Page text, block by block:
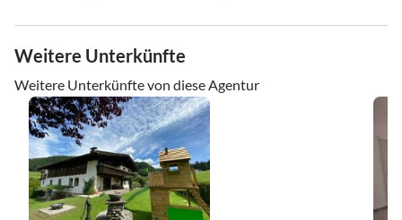
Weitere Unterkünfte
Weitere Unterkünfte von diese Agentur